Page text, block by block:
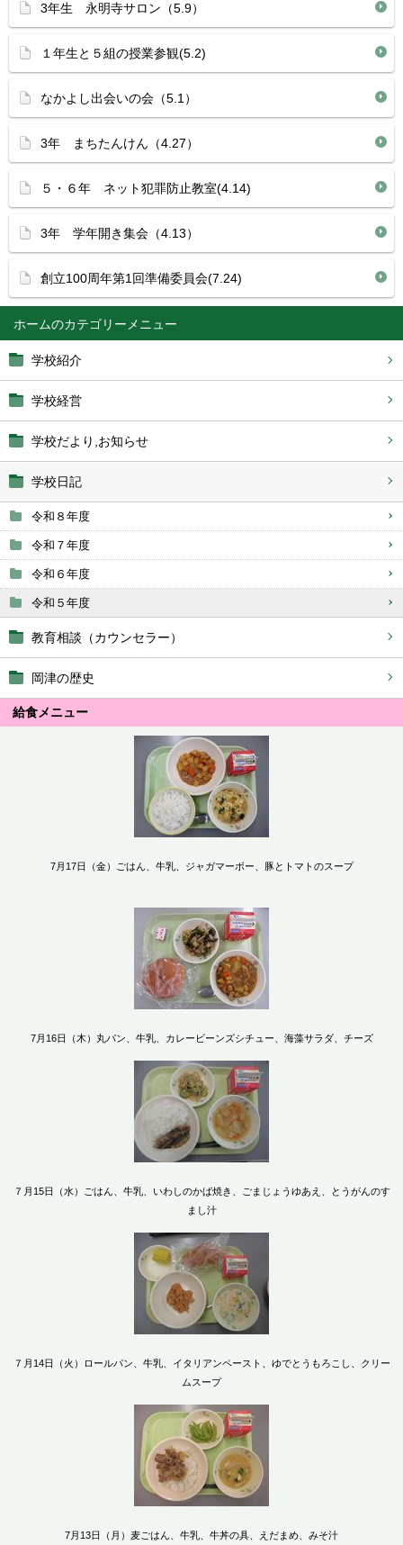
ホーム
学校紹介
学校経営
学校だより,お知らせ
学校日記
令和８年度
令和７年度
令和６年度
令和５年度
教育相談（カウンセラー）
岡津の歴史
給食メニュー
7月17日（金）ごはん、牛乳、ジャガマーボー、豚とトマトのスープ
7月16日（木）丸パン、牛乳、カレービーンズシチュー、海藻サラダ、チーズ
７月15日（水）ごはん、牛乳、いわしのかば焼き、ごまじょうゆあえ、とうがんのす
まし汁
７月14日（火）ロールパン、牛乳、イタリアンペースト、ゆでとうもろこし、クリー
ムスープ
7月13日（月）麦ごはん、牛乳、牛丼の具、えだまめ、みそ汁
3年生 永明寺サロン（5.9）
１年生と５組の授業参観(5.2)
なかよし出会いの会（5.1）
3年 まちたんけん（4.27）
５・６年 ネット犯罪防止教室(4.14)
3年 学年開き集会（4.13）
創立100周年第1回準備委員会(7.24)